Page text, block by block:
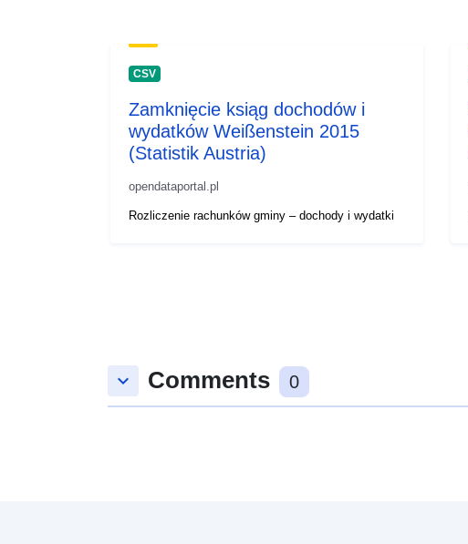
CSV
Zamknięcie ksiąg dochodów i
wydatków Weißenstein 2015
(Statistik Austria)
opendataportal.pl
Rozliczenie rachunków gminy – dochody i wydatki
keyboard_arrow_down Comments 0